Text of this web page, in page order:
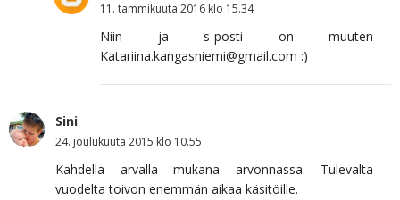
11. tammikuuta 2016 klo 15.34
Niin ja s-posti on muuten
Katariina.kangasniemi@gmail.com :)
Sini
24. joulukuuta 2015 klo 10.55
Kahdella arvalla mukana arvonnassa. Tulevalta
vuodelta toivon enemmän aikaa käsitöille.